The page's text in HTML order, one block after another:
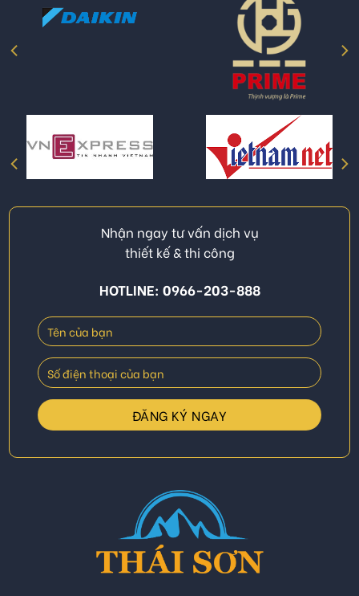
Nhận ngay tư vấn dịch vụ
thiết kế & thi công
HOTLINE: 0966-203-888